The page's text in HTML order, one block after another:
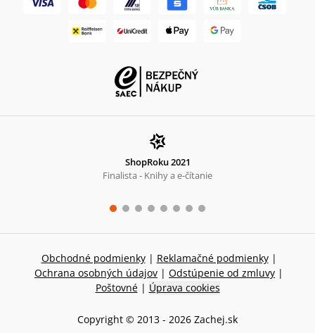
ShopRoku 2021
Finalista - Knihy a e-čítanie
Obchodné podmienky | Reklamačné podmienky |
Ochrana osobných údajov | Odstúpenie od zmluvy |
Poštovné | Úprava cookies
Copyright © 2013 - 2026 Zachej.sk